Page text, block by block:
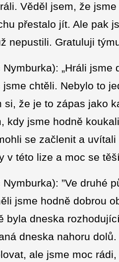
Věděl jsem, že
přestalo jít. Ale pak
nepustili. Gratuluji
„Hráli
chtěli. Nebylo to
si, že je to zápas jako
kdy jsme hodně
se začlenit a
v této lize a moc se
”Ve druhé
jsme hodně dobrou
byla dneska
dneska nahoru
ale jsme moc